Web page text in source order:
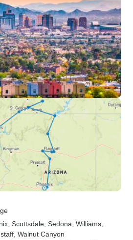
, Scottsdale , Sedona , Williams
, Walnut Canyon